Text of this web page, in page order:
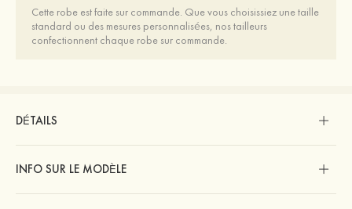
Cette robe est faite sur commande. Que vous choisissiez une taille
standard ou des mesures personnalisées, nos tailleurs
confectionnent chaque robe sur commande.
DÉTAILS
INFO SUR LE MODÈLE